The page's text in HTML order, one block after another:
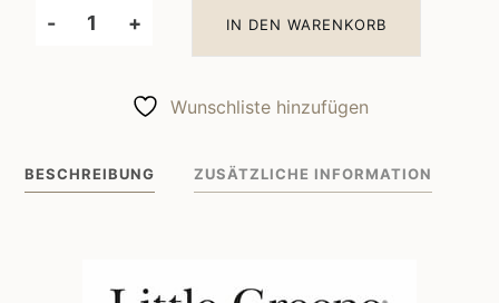
-
Little
Wandfarbe
Menge
+ IN DEN WARENKORB
Wunschliste hinzufügen
BESCHREIBUNG ZUSÄTZLICHE INFORMATION